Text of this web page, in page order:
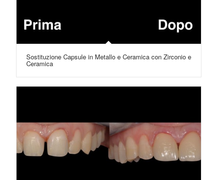
Sostituzione Capsule in Metallo e Ceramica con Zirconio e
Ceramica